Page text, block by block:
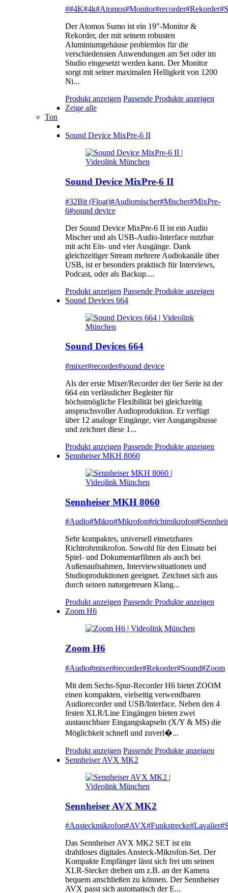
##4K#4k#Atomos#Monitor#recorder#Rekorder
Der Atomos Sumo ist ein 19"-Monitor &
Rekorder, der mit seinem robusten
Aluminiumgehäuse problemlos für die
verschiedensten Anwendungen am Set oder im
Studio eingesetzt werden kann. Der Monitor
sorgt mit seiner maximalen Helligkeit von 1200
Ni...
Produkt anzeigen Passende Produkte anzeigen
Zeige alle
Ton
Sound Device MixPre-6 II
Sound Device MixPre-6 II
#32Bit (Float)#Audiomischer#Mischer#MixPre-
6#sound device
Der Sound Device MixPre-6 II ist ein Audio
Mischer und als USB-Audio-Interface nutzbar
mit acht Ein- und vier Ausgänge. Dank
gleichzeitiger Stream mehrere Audiokanäle über
USB, ist er besonders praktisch für Interviews,
Podcast, oder als Backup....
Produkt anzeigen Passende Produkte anzeigen
Sound Devices 664
Sound Devices 664
#mixer#recorder#sound device
Als der erste Mixer/Recorder der 6er Serie ist der
664 ein verlässlicher Begleiter für
höchstmögliche Flexibilität bei gleichzeitig
anspruchsvoller Audioproduktion. Er verfügt
über 12 analoge Eingänge, vier Ausgangsbusse
und zeichnet diese 1...
Produkt anzeigen Passende Produkte anzeigen
Sennheiser MKH 8060
Sennheiser MKH 8060
#Audio#Mikro#Mikrofon#richtmikrofon
Sehr kompaktes, universell einsetzbares
Richtrohrmikrofon. Sowohl für den Einsatz bei
Spiel- und Dokumentarfilmen als auch bei
Außenaufnahmen, Interviewsituationen und
Studioproduktionen geeignet. Zeichnet sich aus
durch seinen naturgetreuen Klang...
Produkt anzeigen Passende Produkte anzeigen
Zoom H6
Zoom H6
#Audio#mixer#recorder#Rekorder#Sound#Zoom
Mit dem Sechs-Spur-Recorder H6 bietet ZOOM
einen kompakten, vielseitig verwendbaren
Audiorecorder und USB/Interface. Neben den 4
festen XLR/Line Eingängen bieten zwei
austauschbare Eingangskapseln (X/Y & MS) die
Möglichkeit schnell und zuverl�...
Produkt anzeigen Passende Produkte anzeigen
Sennheiser AVX MK2
Sennheiser AVX MK2
#Ansteckmikrofon#AVX#Funkstrecke#Lavalier
Das Sennheiser AVX MK2 SET ist ein
drahtloses digitales Ansteck-Mikrofon-Set. Der
Kompakte Empfänger lässt sich frei um seinen
XLR-Stecker drehen um z.B. an der Kamera
bequem anschließen zu können. Der Sennheiser
AVX passt sich automatisch der E...